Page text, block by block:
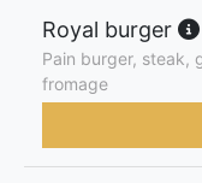
Royal burger
Pain burger, steak,
fromage